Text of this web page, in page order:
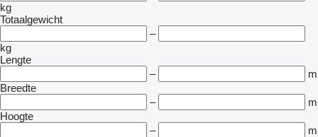
kg
Totaalgewicht
–
kg
Lengte
–
m
Breedte
–
m
Hoogte
–
m